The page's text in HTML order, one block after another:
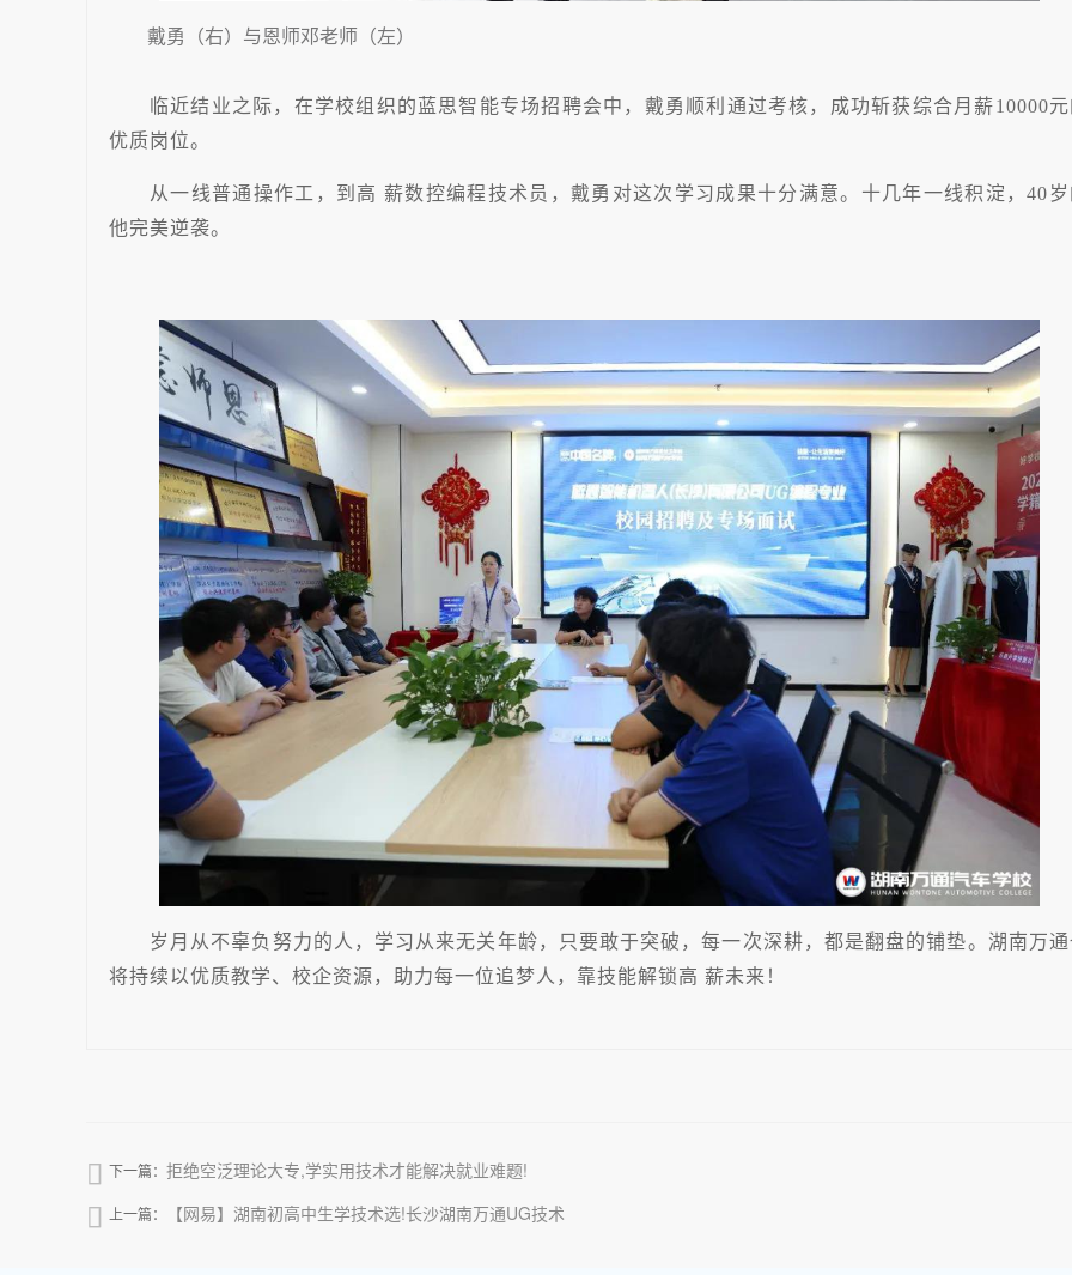
戴勇（右）与恩师邓老师（左）
临近结业之际，在学校组织的蓝思智能专场招聘会中，戴勇顺利通过考核，成功斩获综合月薪10000
优质岗位。
从一线普通操作工，到高 薪数控编程技术员，戴勇对这次学习成果十分满意。十几年一线积淀，40
他完美逆袭。
岁月从不辜负努力的人，学习从来无关年龄，只要敢于突破，每一次深耕，都是翻盘的铺垫。湖南万
将持续以优质教学、校企资源，助力每一位追梦人，靠技能解锁高 薪未来！
 下一篇： 拒绝空泛理论大专,学实用技术才能解决就业难题!
 上一篇： 【网易】湖南初高中生学技术选!长沙湖南万通UG技术